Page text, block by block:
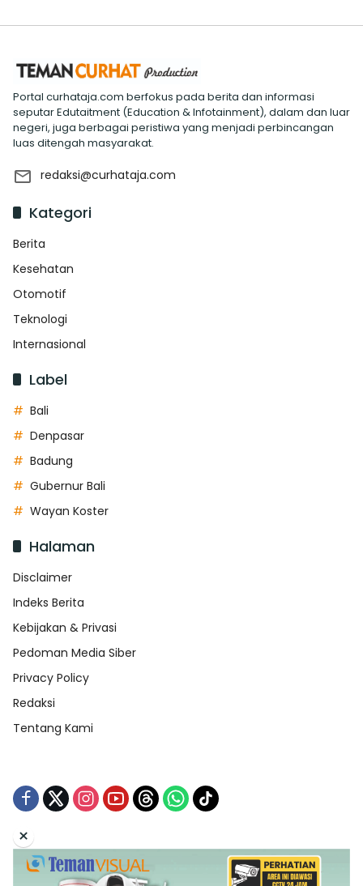
Portal curhataja.com berfokus pada berita dan informasi
seputar Edutaitment (Education & Infotainment), dalam dan luar
negeri, juga berbagai peristiwa yang menjadi perbincangan
luas ditengah masyarakat.
redaksi@curhataja.com
Kategori
Berita
Kesehatan
Otomotif
Teknologi
Internasional
Label
Bali
Denpasar
Badung
Gubernur Bali
Wayan Koster
Halaman
Disclaimer
Indeks Berita
Kebijakan & Privasi
Pedoman Media Siber
Privacy Policy
Redaksi
Tentang Kami
Tentang Kami Redaksi
Indeks Berita
Disclaimer
Pedoman Media Siber
×